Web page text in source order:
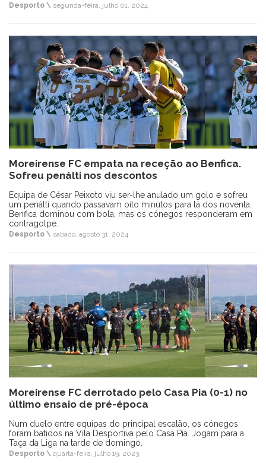
Desporto \ segunda-feira, julho 01, 2024
Moreirense FC empata na receção ao Benfica.
Sofreu penálti nos descontos
Equipa de César Peixoto viu ser-lhe anulado um golo e sofreu
um penálti quando passavam oito minutos para lá dos noventa.
Benfica dominou com bola, mas os cónegos responderam em
contragolpe.
Desporto \ sábado, agosto 31, 2024
Moreirense FC derrotado pelo Casa Pia (0-1) no
último ensaio de pré-época
Num duelo entre equipas do principal escalão, os cónegos
foram batidos na Vila Desportiva pelo Casa Pia. Jogam para a
Taça da Liga na tarde de domingo.
Desporto \ quarta-feira, julho 19, 2023